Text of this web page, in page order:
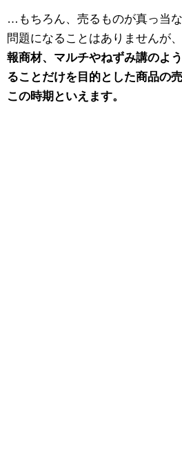
…もちろん、売るものが真っ当
問題になることはありませんが、
報商材、マルチやねずみ講のよ
ることだけを目的とした商品の
この時期といえます。